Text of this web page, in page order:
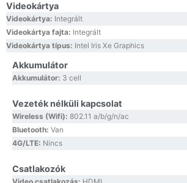
Videokártya
Videokártya: Integrált
Videokártya fajta: Integrált
Videokártya típus: Intel Iris Xe Graphics
Akkumulátor
Akkumulátor: 3 cell
Vezeték nélküli kapcsolat
Wireless (Wifi): 802.11 a/b/g/n/ac
Bluetooth: Van
4G/LTE: Nincs
Csatlakozók